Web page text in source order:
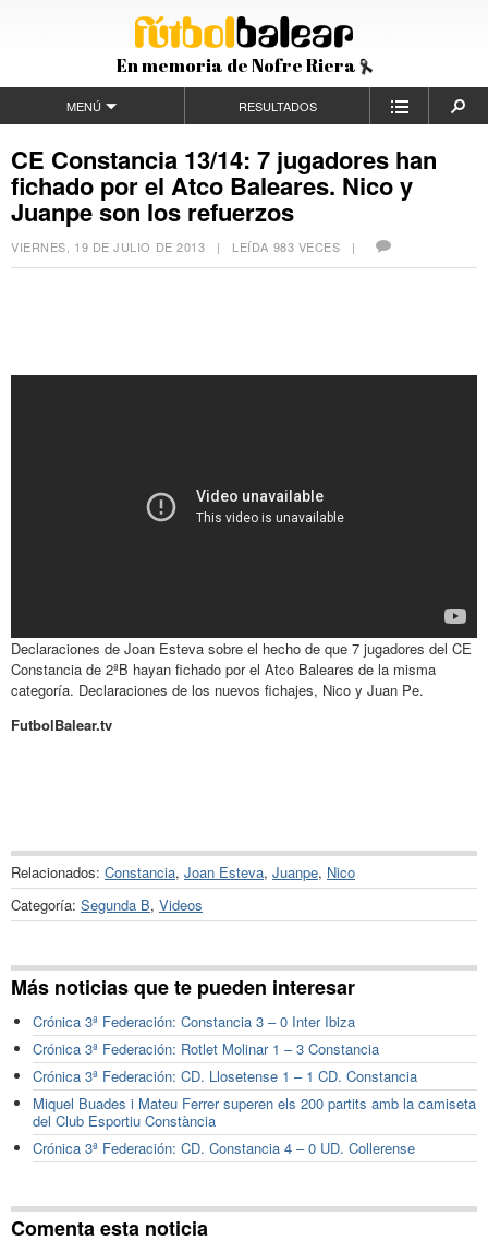
En memoria de Nofre Riera
MENÚ RESULTADOS
CE Constancia 13/14: 7 jugadores han
fichado por el Atco Baleares. Nico y
Juanpe son los refuerzos
VIERNES, 19 DE JULIO DE 2013 | LEÍDA 983 VECES |
Declaraciones de Joan Esteva sobre el hecho de que 7 jugadores del CE
Constancia de 2ªB hayan fichado por el Atco Baleares de la misma
categoría. Declaraciones de los nuevos fichajes, Nico y Juan Pe.
FutbolBalear.tv
Relacionados: Constancia, Joan Esteva, Juanpe, Nico
Categoría: Segunda B, Videos
Más noticias que te pueden interesar
Crónica 3ª Federación: Constancia 3 – 0 Inter Ibiza
Crónica 3ª Federación: Rotlet Molinar 1 – 3 Constancia
Crónica 3ª Federación: CD. Llosetense 1 – 1 CD. Constancia
Miquel Buades i Mateu Ferrer superen els 200 partits amb la camiseta
del Club Esportiu Constància
Crónica 3ª Federación: CD. Constancia 4 – 0 UD. Collerense
Comenta esta noticia